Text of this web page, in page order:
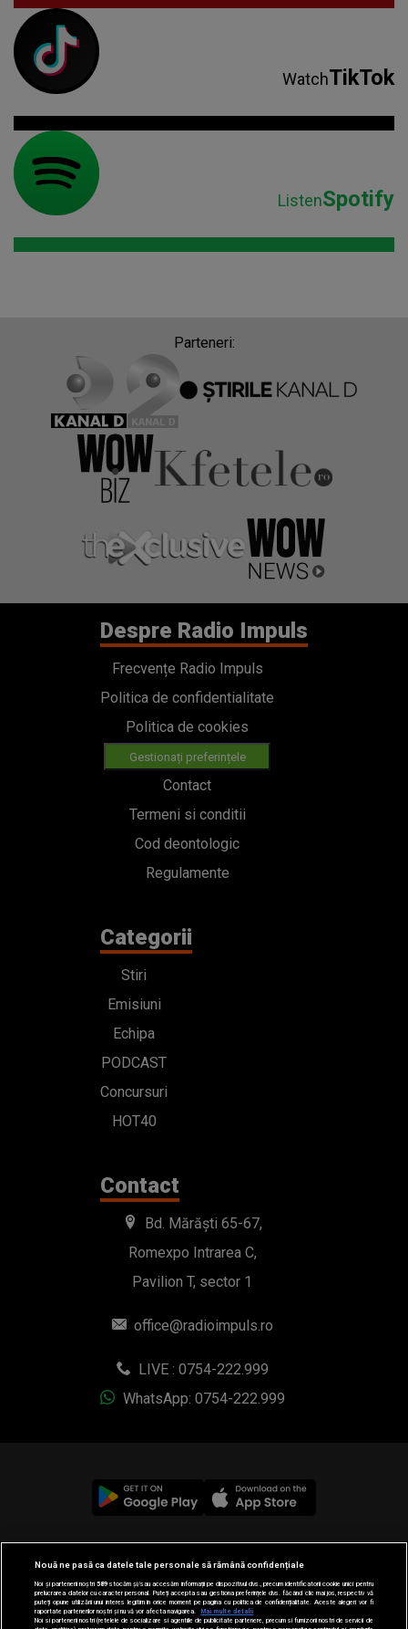
WatchTikTok
ListenSpotify
Parteneri:
Despre Radio Impuls
Frecvențe Radio Impuls
Politica de confidentialitate
Politica de cookies
Gestionați preferințele
Contact
Termeni si conditii
Cod deontologic
Regulamente
Categorii
Stiri
Emisiuni
Echipa
PODCAST
Concursuri
HOT40
Contact
Bd. Mărăști 65-67,
Romexpo Intrarea C,
Pavilion T, sector 1
office@radioimpuls.ro
LIVE : 0754-222.999
WhatsApp: 0754-222.999
© 2019-2026 DOGAN MEDIA INTERNATIONAL SA, Toate
drepturile rezervate.
Nouă ne pasă ca datele tale personale să rămână confidențiale
Noi și partenerii noștri589stocăm și/sau accesăm informații pe dispozitivul dvs., precum identificatorii cookie unici pentru
prelucrarea datelor cu caracter personal. Puteți accepta sau gestiona preferințele dvs. făcând clic mai jos, respectiv vă
puteți opune utilizării unui interes legitim în orice moment pe pagina cu politica de confidențialitate. Aceste alegeri vor fi
raportate partenerilor noștri și nu vă vor afecta navigarea.
Mai multe detalii
Noi si partenerii nostri (retelele de socializare si agentiile de publicitate partenere, precum si furnizorii nostri de servicii de